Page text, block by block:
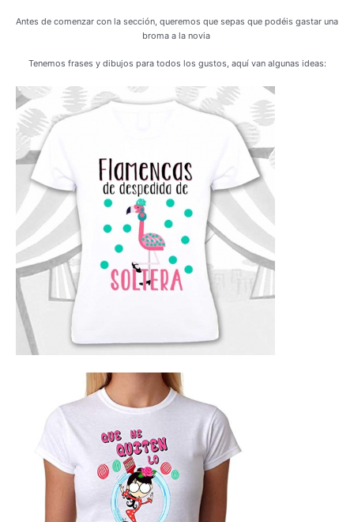
Antes de comenzar con la sección, queremos que sepas que podéis gastar una
broma a la novia
Tenemos frases y dibujos para todos los gustos, aquí van algunas ideas: